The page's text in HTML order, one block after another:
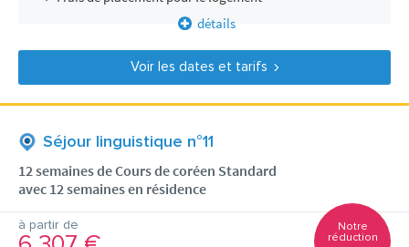
détails
Voir les dates et tarifs
Séjour linguistique n°11
12 semaines de Cours de coréen Standard
avec 12 semaines en résidence
à partir de
Notre
réduction